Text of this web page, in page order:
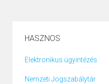
HASZNOS
Elektronikus ügyintézés
Nemzeti Jogszabálytár